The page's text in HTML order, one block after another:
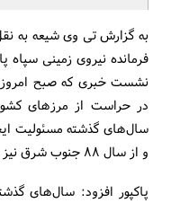
به گزارش تی وی شیعه به
فرمانده نیروی زمینی سپاه
نشست خبری که صبح امروز
در حراست از مرزهای
سال‌های گذشته مسئولیت
و از سال ٨٨ جنوب شرق نیز به این نیرو واگذار شد.